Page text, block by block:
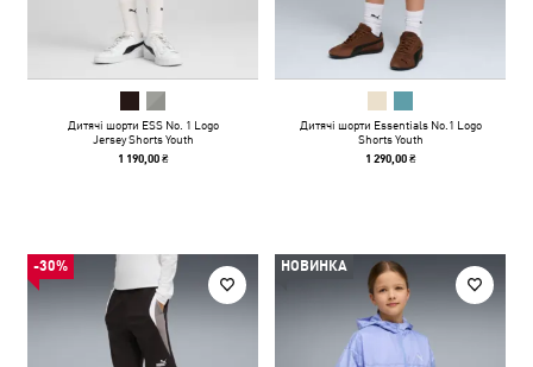
Дитячі шорти ESS No. 1 Logo
Jersey Shorts Youth
1 190,00 ₴
Дитячі шорти Essentials No.1 Logo
Shorts Youth
1 290,00 ₴
-30% НОВИНКА